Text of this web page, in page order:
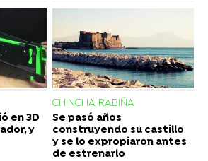
en 3D
y
CHINCHA RABIÑA
Se pasó años
construyendo su castillo
y se lo expropiaron antes
de estrenarlo